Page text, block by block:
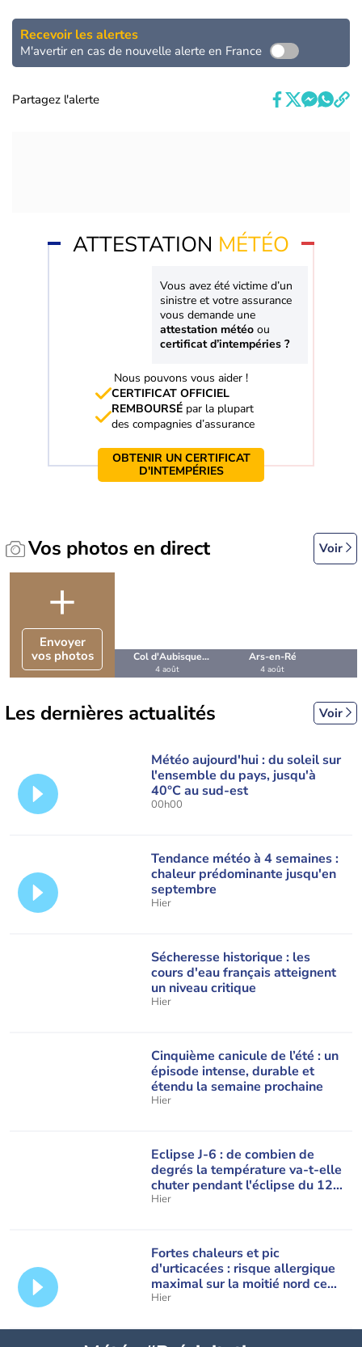
Recevoir les alertes
M'avertir en cas de nouvelle alerte en France
Partagez l'alerte
ATTESTATION MÉTÉO
Vous avez été victime d’un
sinistre et votre assurance
vous demande une
attestation météo ou
certificat d’intempéries ?
Nous pouvons vous aider !
CERTIFICAT OFFICIEL
REMBOURSÉ par la plupart
des compagnies d’assurance
OBTENIR UN CERTIFICAT
D'INTEMPÉRIES
Vos photos en direct Voir
+
Envoyer
vos photos
Col d'Aubisque
(Pyrénées-
4 août
Ars-en-Ré
4 août
Les dernières actualités Voir
Météo aujourd'hui : du soleil sur
l'ensemble du pays, jusqu'à
40°C au sud-est
00h00
Tendance météo à 4 semaines :
chaleur prédominante jusqu'en
septembre
Hier
Sécheresse historique : les
cours d'eau français atteignent
un niveau critique
Hier
Cinquième canicule de l’été : un
épisode intense, durable et
étendu la semaine prochaine
Hier
Eclipse J-6 : de combien de
degrés la température va-t-elle
chuter pendant l'éclipse du 12
août ?
Hier
Fortes chaleurs et pic
d'urticacées : risque allergique
maximal sur la moitié nord ce
vendredi
Hier